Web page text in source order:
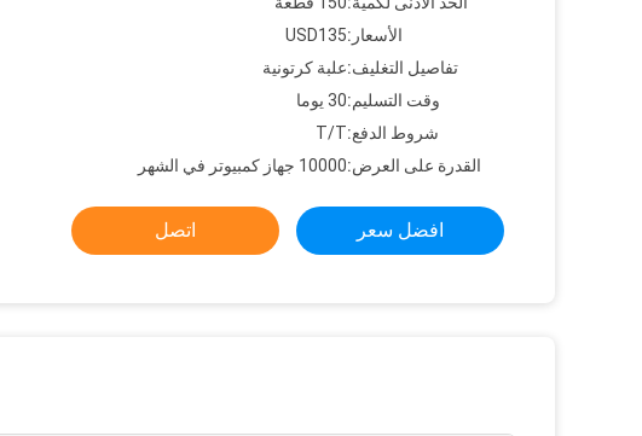
الأسعار:USD135
تفاصيل التغليف:علبة كرتونية
وقت التسليم:30 يوما
شروط الدفع:T/T
القدرة على العرض:10000 جهاز كمبيوتر في الشهر
افضل سعر اتصل